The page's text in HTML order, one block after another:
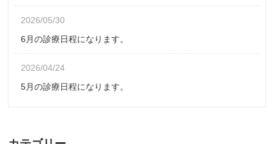
2026/05/30
6月の診療日程になります。
2026/04/24
5月の診療日程になります。